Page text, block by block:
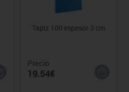
Tapiz 100 espesor 3 cm
Precio
19.54€